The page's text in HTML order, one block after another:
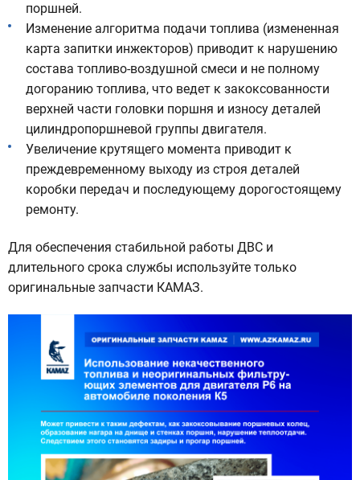
поршней.
Изменение алгоритма подачи топлива (измененная
карта запитки инжекторов) приводит к нарушению
состава топливо-воздушной смеси и не полному
догоранию топлива, что ведет к закоксованности
верхней части головки поршня и износу деталей
цилиндропоршневой группы двигателя.
Увеличение крутящего момента приводит к
преждевременному выходу из строя деталей
коробки передач и последующему дорогостоящему
ремонту.
Для обеспечения стабильной работы ДВС и
длительного срока службы используйте только
оригинальные запчасти КАМАЗ.